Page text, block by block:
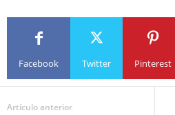
Facebook Twitter Pinterest
Artículo anterior